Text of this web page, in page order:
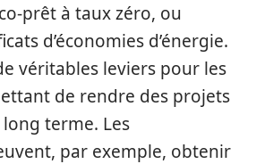
prêt à taux zéro, ou
d’économies d’énergie.
véritables leviers pour les
de rendre des projets
terme. Les
par exemple, obtenir